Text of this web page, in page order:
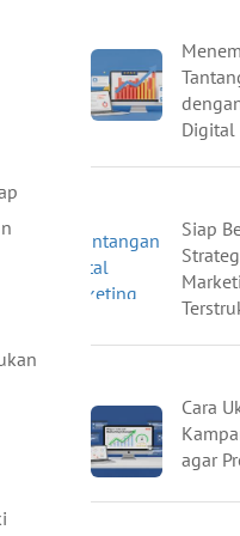
Digital
Siap
Cara
agar